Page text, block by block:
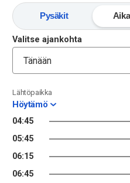
Pysäkit
Valitse ajankohta
Tänään
Lähtöpaikka
Höytämö
04:45
05:45
06:15
06:45